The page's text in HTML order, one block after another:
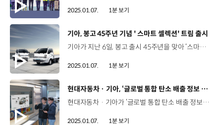
2025.01.07. 1분 보기
[동영상]
기아, 봉고 45주년 기념 ' 스마트 셀렉션' 트림 출시
기아가 지난 6일, 봉고 출시 45주년을 맞아 ‘스마트 셀렉션’ 트림을 출시했습니다. LPG 터보 1톤 ‘스마트 셀렉션’은 5단 자동변속기와 하드 서스펜션, 차동기어 잠금 장치를 기본화했고, LPG 터보 1.2톤과 EV 1톤은 상위 트림의 핵심 성능을 계승하면서도 실용적인 사양 구성으로 가격 경쟁력을 확보했습니다. 소상공인들의 동반자 봉고는 이번 ‘스마트 셀렉션’을 통해 더 많은 고객에게 실속있는 선택지를 제공할 예정입니다.
2025.01.07. 1분 보기
[동영상]
현대자동차 · 기아, ‘글로벌 통합 탄소 배출 정보 시스템' 구축
현대자동차 · 기아가 ‘글로벌 통합 탄소 배출 정보 시스템(IGIS)’을 구축하고 글로벌 환경 규제에 선제적으로 대응합니다. ‘글로벌 통합 탄소 배출 정보 시스템’은 원소재 채취부터 제조, 수송, 운행, 폐기에 이르기까지 완성차의 생애주기 전 과정에서 발생되는 탄소 배출 정보를 통합 관리하는 시스템인데요. 글로벌 에너지 모니터링과 협력사 탄소 배출 이력 관리 등 기존 시스템을 하나로 통합하고, 과정별 정량적 데이터 수집이 가능한 ‘완성차 전과정 평가’ 기능을 추가하면서 더욱 체계적인 탄소 배출량 관리가 가능해졌습니다. 특히, 글로벌 통합 탄소 배출 정보 시스템에는 데이터 위·변조가 불가능한 블록체인 기술이 적용돼, 데이터 신뢰성을 기반으로 탄소 배출량을 투명하게 관리할 수 있습니다.
2025.01.07. 1분 보기